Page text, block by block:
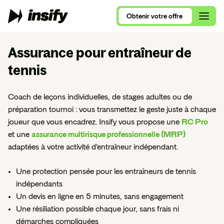
Nous rejoindre
Contactez nos équipes
Ameublement et Maison
Beauté, Bien-Être et Sport
Commerces de détail
Conseil et Services
Santé et Parapharmacie
Assurance Multirisque Professionnelle
RC Pro et Exploitation
Protection Juridique Professionnelle
Nos assurances pour consultants
Nos assurances pour nouvel entrepreneur
Se lancer en 2026
Comparatif RC Pro 2026
RC Pro ou Multirisque Professionnelle ?
Consultants, ce que vous devez savoir
VTC, le guide complet
Tous nos articles de blog
Obtenir votre offre
Assurance pour entraîneur de
tennis
Coach de leçons individuelles, de stages adultes ou de
préparation tournoi : vous transmettez le geste juste à chaque
joueur que vous encadrez. Insify vous propose une RC Pro
et une assurance multirisque professionnelle (MRP)
adaptées à votre activité d'entraîneur indépendant.
Une protection pensée pour les entraîneurs de tennis
indépendants
Un devis en ligne en 5 minutes, sans engagement
Une résiliation possible chaque jour, sans frais ni
démarches compliquées